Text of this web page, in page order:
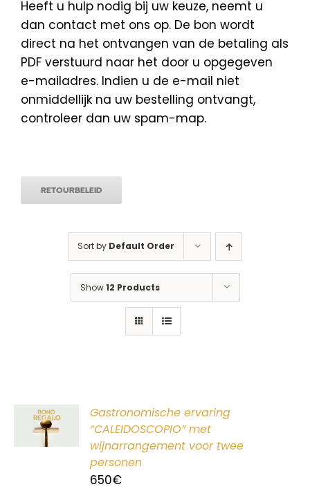
Heeft u hulp nodig bij uw keuze, neemt u
dan contact met ons op. De bon wordt
direct na het ontvangen van de betaling als
PDF verstuurd naar het door u opgegeven
e-mailadres. Indien u de e-mail niet
onmiddellijk na uw bestelling ontvangt,
controleer dan uw spam-map.
RETOURBELEID
Sort by Default Order
Show12 Products
Gastronomische ervaring
“CALEIDOSCOPIO” met
wijnarrangement voor twee
personen
650€